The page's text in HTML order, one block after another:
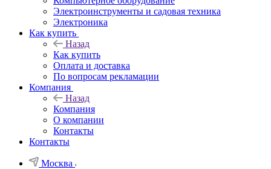
Электроинструменты и садовая техника
Электроника
Как купить
Назад
Как купить
Оплата и доставка
По вопросам рекламации
Компания
Назад
Компания
О компании
Контакты
Контакты
Москва